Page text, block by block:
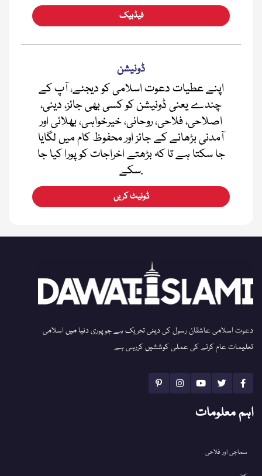
فیڈبیک
ڈونیشن
اپنے عطیات دعوت اسلامی کو دیجئے، آپ کے
چندے یعنی ڈونیشن کو کسی بھی جائز، دینی،
اصلاحی، فلاحی، روحانی، خیرخواہی، بھلائی اور
آمدنی بڑھانے کے جائز اور محفوظ کام میں لگایا
جا سکتا ہے تا کہ بڑھتے اخراجات کو پورا کیا جا
سکے.
ڈونیٹ کریں
دعوت اسلامی عاشقان رسول کی دینی تحریک ہے جو پوری دنیا میں اسلامی
تعلیمات عام کرنے کی عملی کوششیں کررہی ہے
اہم معلومات
سماجی اور فلاحی